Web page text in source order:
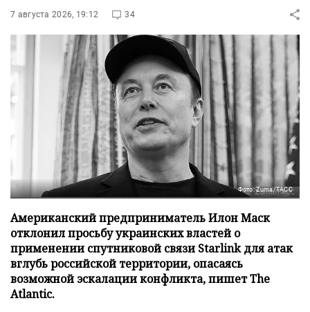
7 августа 2026, 19:12 34
Фото: Zuma/ТАСС
Американский предприниматель Илон Маск
отклонил просьбу украинских властей о
применении спутниковой связи Starlink для атак
вглубь российской территории, опасаясь
возможной эскалации конфликта, пишет The
Atlantic.